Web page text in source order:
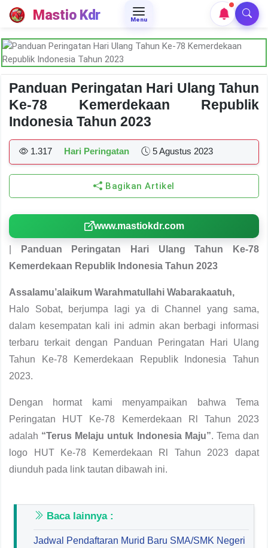
Mastio Kdr Menu
Panduan Peringatan Hari Ulang Tahun
Ke-78 Kemerdekaan Republik
Indonesia Tahun 2023
1.317 Hari Peringatan 5 Agustus 2023
Bagikan Artikel
www.mastiokdr.com
Panduan Peringatan Hari Ulang Tahun Ke-78
Kemerdekaan Republik Indonesia Tahun 2023
Assalamu’alaikum Warahmatullahi Wabarakaatuh,
Halo Sobat, berjumpa lagi ya di Channel yang sama,
dalam kesempatan kali ini admin akan berbagi informasi
terbaru terkait dengan Panduan Peringatan Hari Ulang
Tahun Ke-78 Kemerdekaan Republik Indonesia Tahun
2023.
Dengan hormat kami menyampaikan bahwa Tema
Peringatan HUT Ke-78 Kemerdekaan Rl Tahun 2023
adalah “Terus Melaju untuk Indonesia Maju”. Tema dan
logo HUT Ke-78 Kemerdekaan Rl Tahun 2023 dapat
diunduh pada link tautan dibawah ini.
Baca lainnya :
Jadwal Pendaftaran Murid Baru SMA/SMK Negeri